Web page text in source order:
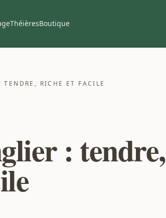
ThéièresBoutique
RICHE ET FACILE
: tendre,